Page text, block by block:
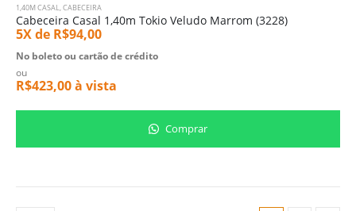
1,40M CASAL CABECEIRA
Cabeceira Casal 1,40m Tokio Veludo Marrom (3228)
5X de R$94,00
No boleto ou cartão de crédito
ou
R$423,00à vista
Comprar